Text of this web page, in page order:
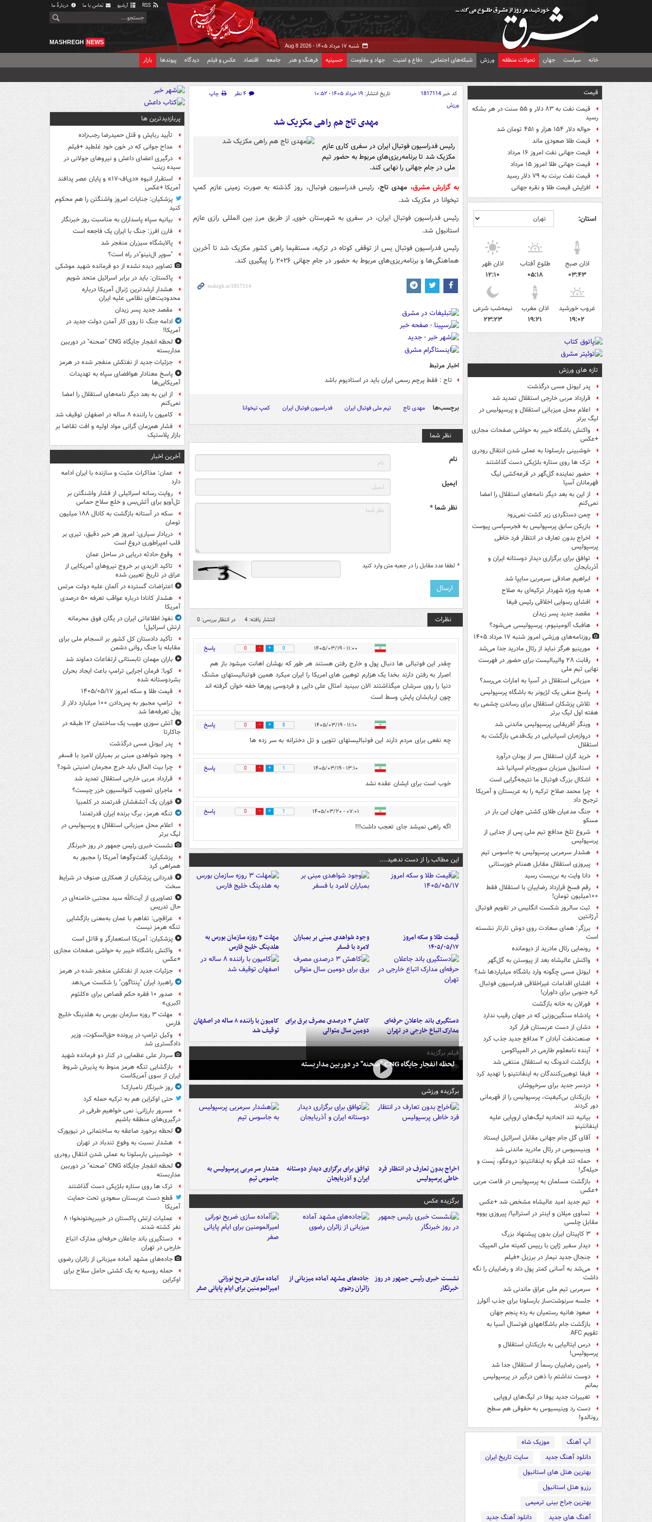
آرشیو تماس با ما دربارهٔ ما
شنبه ۱۷ مرداد ۱۴۰۵ - Aug 8 2026
MASHREGH NEWS
خانه سیاست جهان تحولات منطقه ورزش شبکه‌های اجتماعی دفاع و امنیت جهاد و مقاومت حسینیه فرهنگ و هنر جامعه اقتصاد عکس و فیلم دیدگاه پیوندها بازار
قیمت
قیمت نفت به ۸۳ دلار و ۵۵ سنت در هر بشکه
رسید
حواله دلار ۱۵۴ هزار و ۴۵۱ تومان شد
قیمت طلا صعودی ماند
قیمت جهانی نفت امروز ۱۶ مرداد
قیمت جهانی طلا امروز ۱۵ مرداد
قیمت نفت برنت به ۷۹ دلار رسید
افزایش قیمت طلا و نقره جهانی
استان:
اذان صبح
۰۳:۴۳
طلوع آفتاب
۰۵:۱۸
اذان ظهر
۱۲:۱۰
غروب خورشید
۱۹:۰۲
اذان مغرب
۱۹:۲۱
نیمه‌شب شرعی
۲۳:۲۳
تازه های ورزش
پدر لیونل مسی درگذشت
قرارداد مربی خارجی استقلال تمدید شد
اعلام محل میزبانی استقلال و پرسپولیس در
لیگ برتر
واکنش باشگاه خیبر به حواشی صفحات مجازی
+عکس
خوشبینی بارسلونا به عملی شدن انتقال رودری
ترک ها روی ستاره بلژیکی دست گذاشتند
حضور نماینده گل‌گهر در قرعه‌کشی لیگ
قهرمانان آسیا
از این به بعد دیگر نامه‌های استقلال را امضا
نمی‌کنم
چمن دستگردی زیر کشت نمی‌رود
بازیکن سابق پرسپولیس به فجرسپاسی پیوست
اخراج بدون تعارف در انتظار فرد خاطی
پرسپولیس
توافق برای برگزاری دیدار دوستانه ایران و
آذربایجان
ابراهیم صادقی سرمربی سایپا شد
هدیه ویژه شهردار ترکیه‌ای به صلاح
افشای رسوایی اخلاقی رئیس فیفا
مقصد جدید پسر زیدان
هافبک آلومینیوم، پرسپولیسی می‌شود؟
روزنامه‌های ورزشی امروز ‌شنبه ۱۷ مرداد ۱۴۰۵
مورینیو هرگز نباید از رئال مادرید جدا می‌شد
رقابت ۲۸ والیبالیست برای حضور در فهرست
نهایی تیم ملی
میزبانی استقلال در آسیا به امارات می‌رسد؟
پاسخ منفی یک لژیونر به باشگاه پرسپولیس
تلاش پزشکان استقلال برای رساندن چشمی به
هفته اول لیگ برتر
وینگر آفریقایی پرسپولیس ماندنی شد
دروازه‌بان اسپانیایی در یک‌قدمی بازگشت به
استقلال
خرید گران استقلال سر از یونان درآورد
استانبول میزبان سوپرجام اسپانیا شد
اشکال بزرگ فوتبال ما نتیجه‌گرایی است
چرا محمد صلاح ترکیه را به عربستان و آمریکا
ترجیح داد
جنگ مدعیان طلای کشتی جهان این بار در
مسکو
شروع تلخ مدافع تیم ملی پس از جدایی از
پرسپولیس
هشدار سرمربی پرسپولیس به جاسوس تیم
پیروزی استقلال مقابل همنام خوزستانی
دانا وایت به بن‌بست رسید
رقم فسخ قرارداد رضاییان با استقلال فقط
۱۰۰میلیون تومان!
ثبت سالروز شکست انگلیس در تقویم فوتبال
آرژانتین
برزگر: همای سعادت روی دوش تارتار نشسته
است
رونمایی رئال مادرید از دیومانده
واکنش عالیشاه بعد از پیوستن به گل‌گهر
لیونل مسی چگونه وارد باشگاه میلیاردها شد؟
افشای اقدامات غیراخلاقی فدراسیون فوتبال
کره جنوبی برای داوران!
فورلان به خانه بازگشت
پادشاه سنگین‌وزنی که در جهان رقیب ندارد
دشان از دست عربستان فرار کرد
صنعت‌نفت آبادان ۲ مدافع جدید جذب کرد
آینده نامعلوم طارمی در المپیاکوس
بازگشت اندونگ به استقلال منتفی شد
فیفا توهین‌کنندگان به اینفانتینو را تهدید کرد
دردسر جدید برای سرخپوشان
بازیکنان بی‌کیفیت، پرسپولیس را از قهرمانی
دور کردند
بیانیه تند اتحادیه لیگ‌های اروپایی علیه
اینفانتینو
آقای گل جام جهانی مقابل اسرائیل ایستاد
وینیسیوس در رئال مادرید ماندنی شد
حمله تند فیگو به اینفانتینو: دروغگو، پَست‌ و
حیله‌گر!
بازگشت مسلمان به پرسپولیس در قامت مربی
+عکس
تیم جدید امید عالیشاه مشخص شد +عکس
تساوی میلان و اینتر در استرالیا/ پیروزی یووه
مقابل چلسی
۳ کاپیتان ایران بدون پیشنهاد بزرگ
دیدار سفیر ژاپن با رییس کمیته ملی المپیک
جنجال جدید نیمار در برزیل +فیلم
می‌شد به آسانی کمتر پول داد و رضاییان را نگه
داشت
سرمربی تیم ملی عراق ماندنی شد
جلسه سرنوشت‌ساز بارسلونا برای جذب آلوارز
صعود هانیه رستمیان به رده پنجم جهان
بازگشت جام باشگاههای فوتسال آسیا به
تقویم AFC
درس ایتالیایی‌ به بازیکنان استقلال و
پرسپولیس!
رامین رضاییان رسماً از استقلال جدا شد
دوست نداشتم با ذهن درگیر در پرسپولیس
بمانم
تغییرات جدید یوفا در لیگ‌های اروپایی
دست رد وینیسیوس به حقوقی هم سطح
رونالدو!
آپ آهنگ
موزیک شاه
دانلود آهنگ جدید
سایت تاریخ ایران
بهترین هتل های استانبول
رزرو هتل استانبول
بهترین جراح بینی ترمیمی
آهنگ های جدید
دانلود آهنگ جدید
کد خبر1817114 تاریخ انتشار: ۱۹ خرداد ۱۴۰۵ - ۱۰:۵۲ ۴ نظر
چاپ
ورزش
مهدی تاج هم راهی مکزیک شد
رئیس فدراسیون فوتبال ایران در سفری کاری عازم
مکزیک شد تا برنامه‌ریزی‌های مربوط به حضور تیم
ملی در جام جهانی را نهایی کند.
به گزارش مشرق، مهدی تاج، رئیس فدراسیون فوتبال، روز گذشته به صورت زمینی عازم کمپ
تیخوانا در مکزیک شد.
رئیس فدراسیون فوتبال ایران، در سفری به شهرستان خوی, از طریق مرز بین المللی رازی عازم
استانبول شد.
رئیس فدراسیون فوتبال یس از توقفی کوتاه در ترکیه، مستقیما راهی کشور مکزیک شد تا آخرین
هماهنگی‌ها و برنامه‌ریزی‌های مربوط به حضور در جام جهانی ۲۰۲۶ را پیگیری کند.
اخبار مرتبط
تاج : فقط پرچم رسمی ایران باید در استادیوم باشد
برچسب‌ها مهدی تاج تیم ملی فوتبال ایران فدراسیون فوتبال ایران کمپ تیخوانا
نظر شما
نام
ایمیل
نظر شما *
* لطفا عدد مقابل را در جعبه متن وارد کنید
نظرات انتشار یافته: 4 در انتظار بررسی: 0
۱۱:۰۰ - ۱۴۰۵/۰۳/۱۹ 0
0 پاسخ
چقدر این فوتبالی ها دنبال پول و خارج رفتن هستند هر طور که بهشان اهانت میشود باز هم
اصرار به رفتن دارند بخدا یک هزارم توهین های امریکا را ایران میکرد همین فوتبالیستهای مشنگ
دنیا را روی سرشان میگذاشتند الان ببینید امثال علی دایی و فردوسی پورها خفه خوان گرفته اند
چون اربابشان پایش وسط است
۱۱:۱۰ - ۱۴۰۵/۰۳/۱۹ 8
0 پاسخ
چه نفعی برای مردم دارند این فوتبالیستهای تتویی و تل دخترانه به سر زده ها
۱۳:۱۰ - ۱۴۰۵/۰۳/۱۹ 1
0 پاسخ
خوب است برای ایشان عقده نشد
۰۷:۰۱ - ۱۴۰۵/۰۳/۲۰ 1
0 پاسخ
اگه راهی نمیشد جای تعجب داشت!!!
این مطالب را از دست ندهید....
قیمت طلا و سکه امروز
۱۴۰۵/۰۵/۱۷
وجود شواهدی مبنی بر بمباران
لامرد با فسفر
مهلت ۳ روزه سازمان بورس به
هلدینگ خلیج فارس
دستگیری باند جاعلان حرفه‌ای
مدارک اتباع خارجی در تهران
کاهش ۳ درصدی مصرف برق برای
دومین سال متوالی
کامیون با راننده ۸ ساله در اصفهان
توقیف شد
فیلم برگزیده
لحظه انفجار جایگاه CNG "صحنه" در دوربین مداربسته
برگزیده ورزشی
اخراج بدون تعارف در انتظار فرد
خاطی پرسپولیس
توافق برای برگزاری دیدار دوستانه
ایران و آذربایجان
هشدار سرمربی پرسپولیس به
جاسوس تیم
برگزیده عکس
نشست خبری رئیس جمهور در روز
خبرنگار
جاده‌های مشهد آماده میزبانی از
زائران رضوی
آماده سازی ضریح نورانی
امیرالمومنین برای ایام پایانی صفر
پربازدیدترین ها
تأیید ربایش و قتل حمیدرضا رجب‌زاده
مداح جوانی که در خون خود غلطید +فیلم
درگیری اعضای داعش و نیروهای جولانی در
سیده زینب
استقرار انبوه «دی‌اف‑۱۷» و پایان عصر پدافند
آمریکا +عکس
پزشکیان: جنایات امروز واشنگتن را هم محکوم
کنید
بیانیه سپاه پاسداران به مناسبت روز خبرنگار
فارن افرز: جنگ با ایران یک فاجعه است
پالایشگاه سیزران منفجر شد
"سوپر ال‌نینو"در راه است؟
تصاویر دیده‌ نشده از دو فرمانده شهید موشکی
پاکستان: باید در برابر اسرائیل متحد شویم
هشدار ارشدترین ژنرال آمریکا درباره
محدودیت‌های نظامی علیه ایران
مقصد جدید پسر زیدان
ادامه جنگ تا روی کار آمدن دولت جدید در
آمریکا!
لحظه انفجار جایگاه CNG "صحنه" در دوربین
مداربسته
جزئیات جدید از نفتکش منفجر شده در هرمز
پاسخ معنادار هوافضای سپاه به تهدیدات
آمریکایی‌ها
از این به بعد دیگر نامه‌های استقلال را امضا
نمی‌کنم
کامیون با راننده ۸ ساله در اصفهان توقیف شد
فشار هم‌زمان گرانی مواد اولیه و افت تقاضا بر
بازار پلاستیک
آخرین اخبار
عمان: مذاکرات مثبت و سازنده با ایران ادامه
دارد
روایت رسانه اسرائیلی از فشار واشنگتن بر
تل‌آویو برای آتش‌بس و خلع سلاح حماس
سکه در آستانه بازگشت به کانال ۱۸۸ میلیون
تومان
دریادار سیاری: امروز هر خبر دقیق، تیری بر
قلب امپراطوری دروغ است
وقوع حادثه دریایی در ساحل عمان
تاکید الزیدی بر خروج نیروهای آمریکایی از
عراق در تاریخ تعیین شده
اعتراضات گسترده در آلمان علیه دولت مرتس
هشدار کانادا درباره عواقب تعرفه ۵۰ درصدی
آمریکا
نفوذ اطلاعاتی ایران در یگان فوق محرمانه
ارتش اسرائیل!
تأکید دادستان کل کشور بر انسجام ملی برای
مقابله با جنگ روانی دشمن
باران مهمان تابستانی ارتفاعات دماوند شد
کوبا: فرمان اجرایی ترامپ باعث ایجاد بحران
بشردوستانه شده
قیمت طلا و سکه امروز ۱۴۰۵/۰۵/۱۷
ترامپ مجبور به پس‌دادن ۱۰۰ میلیارد دلار از
پول تعرفه‌ها شد
آتش سوزی مهیب یک ساختمان ۱۲ طبقه در
جاکارتا
پدر لیونل مسی درگذشت
وجود شواهدی مبنی بر بمباران لامرد با فسفر
چرا بیت المال باید خرج مجرمان امنیتی شود؟
قرارداد مربی خارجی استقلال تمدید شد
ماجرای تصویب کنوانسیون خزر چیست؟
فوران یک آتشفشان قدرتمند در کلمبیا
تنگه هرمز، برگ برنده ایران قدرتمند!
اعلام محل میزبانی استقلال و پرسپولیس در
لیگ برتر
نشست خبری رئیس جمهور در روز خبرنگار
پزشکیان: گفت‌وگوها آمریکا را مجبور به
همراهی کرد
قدردانی پزشکیان از همکاری صنوف در شرایط
سخت
تصاویری از آیت‌الله سید مجتبی خامنه‌ای در
حال تدریس
عراقچی: تفاهم با عمان به‌معنی بازگشایی
تنگه هرمز نیست
پزشکیان: آمریکا استعمارگر و قاتل است
واکنش باشگاه خیبر به حواشی صفحات مجازی
+عکس
جزئیات جدید از نفتکش منفجر شده در هرمز
راهبرد ایران "پنتاگون" را شکست می‌دهد
صدور ۱۰ فقره حکم قصاص برای «کلثوم
اکبری»
مهلت ۳ روزه سازمان بورس به هلدینگ خلیج
فارس
وکیل ترامپ در پرونده حق‌السکوت، وزیر
دادگستری شد
سردار علی عظمایی در کنار دو فرمانده شهید
بازگشایی تنگه هرمز منوط به پذیرش شروط
ایران از سوی آمریکاست
روز خبرنگار نامبارک!
حتی اوکراین هم به ترکیه حمله کرد
مسرور بارزانی: نمی خواهیم طرفی در
درگیری‌های منطقه باشیم
لحظه برخورد صاعقه به ساختمانی در نیویورک
هشدار نسبت به وفوع تندباد در تهران
خوشبینی بارسلونا به عملی شدن انتقال رودری
لحظه انفجار جایگاه CNG "صحنه" در دوربین
مداربسته
ترک ها روی ستاره بلژیکی دست گذاشتند
قطع دست عربستان سعودیِ تحت حمایت
آمریکا
عملیات ارتش پاکستان در خیبرپختونخوا؛ ۸
نفر کشته شدند
دستگیری باند جاعلان حرفه‌ای مدارک اتباع
خارجی در تهران
جاده‌های مشهد آماده میزبانی از زائران رضوی
حمله روسیه به یک کشتی حامل سلاح برای
اوکراین